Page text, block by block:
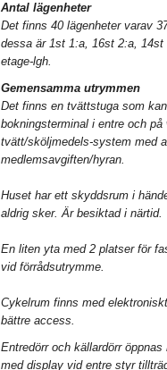
Antal lägenheter
Det finns 40 lägenheter varav
dessa är 1st 1:a, 16st 2:a,
etage-lgh.
Gemensamma utrymmen
Det finns en tvättstuga som
bokningsterminal i entre och
tvätt/sköljmedels-system med
medlemsavgiften/hyran.
Huset har ett skyddsrum i
aldrig sker. Är besiktad i närtid.
En liten yta med 2 platser för
vid förrådsutrymme.
Cykelrum finns med
bättre access.
Entredörr och källardörr
med display vid entre styr